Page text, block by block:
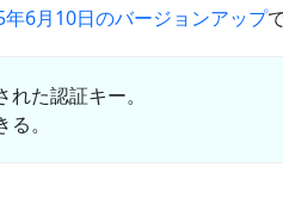
年6月10日のバージョンアップ
れた認証キー。
。